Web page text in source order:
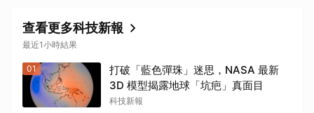
查看更多科技新報
最近1小時結果
01
打破「藍色彈珠」迷思，NASA 最新
3D 模型揭露地球「坑疤」真面目
科技新報